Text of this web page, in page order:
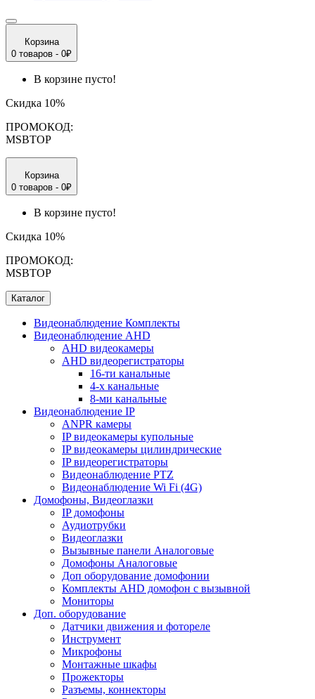
Корзина
0 товаров - 0₽
В корзине пусто!
Скидка 10%
ПРОМОКОД:
MSBTOP
Корзина
0 товаров - 0₽
В корзине пусто!
Скидка 10%
ПРОМОКОД:
MSBTOP
Каталог
Видеонаблюдение Комплекты
Видеонаблюдение AHD
AHD видеокамеры
AHD видеорегистраторы
16-ти канальные
4-х канальные
8-ми канальные
Видеонаблюдение IP
ANPR камеры
IP видеокамеры купольные
IP видеокамеры цилиндрические
IP видеорегистраторы
Видеонаблюдение PTZ
Видеонаблюдение Wi Fi (4G)
Домофоны, Видеоглазки
IP домофоны
Аудиотрубки
Видеоглазки
Вызывные панели Aналоговые
Домофоны Aналоговые
Доп оборудование домофонии
Комплекты AHD домофон с вызывной
Мониторы
Доп. оборудование
Датчики движения и фотореле
Инструмент
Микрофоны
Монтажные шкафы
Прожекторы
Разъемы, коннекторы